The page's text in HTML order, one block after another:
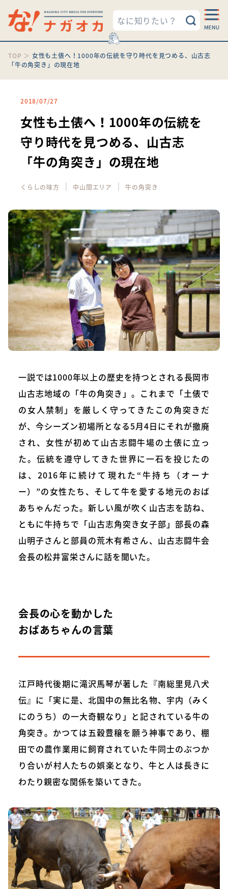
TOP ＞ 女性も土俵へ！1000年の伝統を守り時代を見つめる、山古志
「牛の角突き」の現在地
2018/07/27
女性も土俵へ！1000年の伝統を
守り時代を見つめる、山古志
「牛の角突き」の現在地
くらしの味方 ｜ 中山間エリア ｜牛の角突き
一説では1000年以上の歴史を持つとされる長岡市
山古志地域の「牛の角突き」。これまで「土俵で
の女人禁制」を厳しく守ってきたこの角突きだ
が、今シーズン初場所となる5月4日にそれが撤廃
され、女性が初めて山古志闘牛場の土俵に立っ
た。伝統を遵守してきた世界に一石を投じたの
は、2016年に続けて現れた“牛持ち（オーナ
ー）”の女性たち、そして牛を愛する地元のおば
あちゃんだった。新しい風が吹く山古志を訪ね、
ともに牛持ちで「山古志角突き女子部」部長の森
山明子さんと部員の荒木有希さん、山古志闘牛会
会長の松井富栄さんに話を聞いた。
会長の心を動かした
おばあちゃんの言葉
江戸時代後期に滝沢馬琴が著した『南総里見八犬
伝』に「実に是、北国中の無比名物、宇内（みく
にのうち）の一大奇観なり」と記されている牛の
角突き。かつては五穀豊穣を願う神事であり、棚
田での農作業用に飼育されていた牛同士のぶつか
り合いが村人たちの娯楽となり、牛と人は長きに
わたり親密な関係を築いてきた。